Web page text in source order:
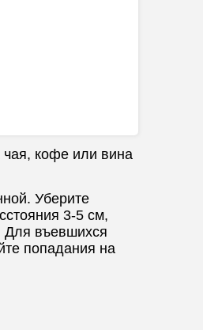
чая, кофе или вина
Уберите
3-5 см,
Для въевшихся
попадания на